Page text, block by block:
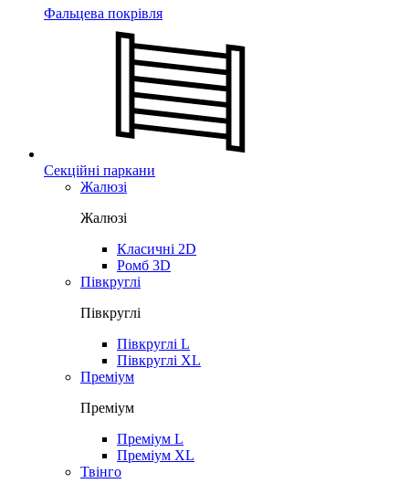
Фальцева покрівля
Секційні паркани
Жалюзі
Жалюзі
Класичні 2D
Ромб 3D
Півкруглі
Півкруглі
Півкруглі L
Півкруглі XL
Преміум
Преміум
Преміум L
Преміум XL
Твінго